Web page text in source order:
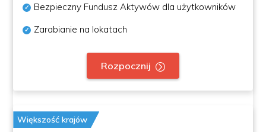
Bezpieczny Fundusz Aktywów dla użytkowników
Zarabianie na lokatach
Rozpocznij
Większość krajów